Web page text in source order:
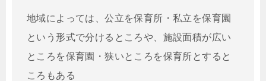
地域によっては、公立を保育所・私立を保育園
という形式で分けるところや、施設面積が広い
ところを保育園・狭いところを保育所とすると
ころもある